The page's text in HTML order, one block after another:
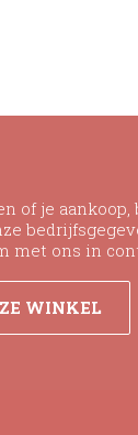
of je aankoop,
met ons in
WINKEL